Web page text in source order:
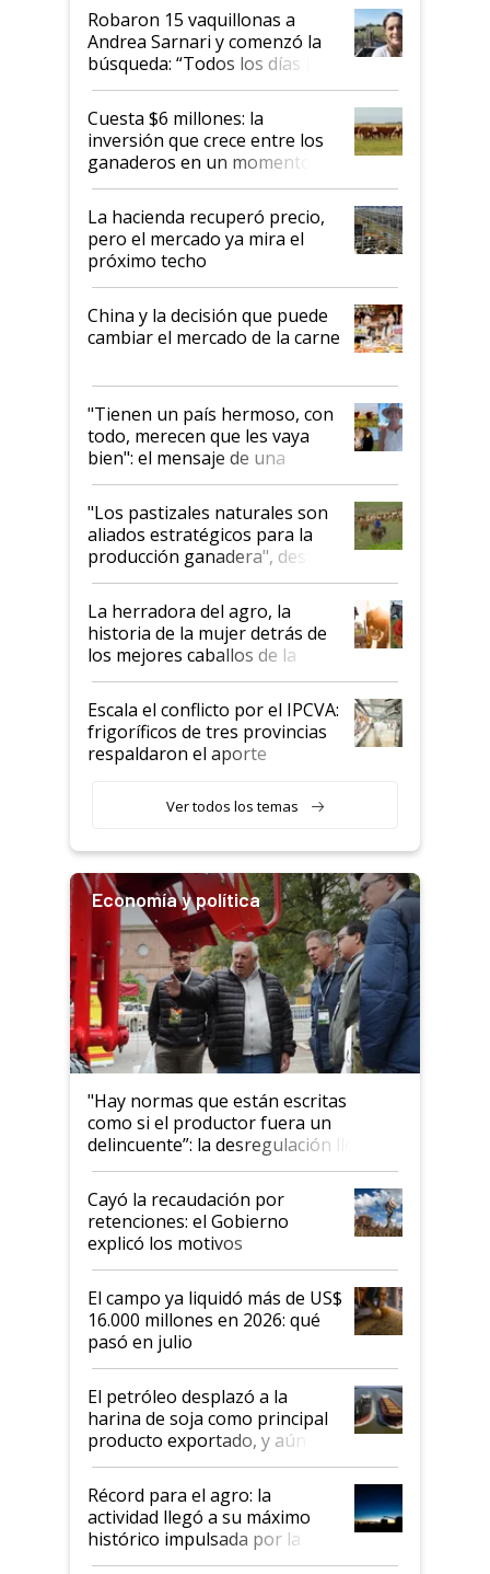
Robaron 15 vaquillonas a
Andrea Sarnari y comenzó la
búsqueda: “Todos los días le
toca a algún productor”
Cuesta $6 millones: la
inversión que crece entre los
ganaderos en un momento
histórico para la actividad
La hacienda recuperó precio,
pero el mercado ya mira el
próximo techo
China y la decisión que puede
cambiar el mercado de la carne
"Tienen un país hermoso, con
todo, merecen que les vaya
bien": el mensaje de una
ganadera uruguaya sobre las
oportunidades que se abren
para el agro en Argentina, con
foco en la carne
"Los pastizales naturales son
aliados estratégicos para la
producción ganadera", destaca
la iniciativa que ya reúne a 46
establecimientos en Argentina
La herradora del agro, la
historia de la mujer detrás de
los mejores caballos de la
Argentina y los mitos que
todavía hacen sufrir a estos
animales: "Mientras me
descalificaban, yo seguí
haciendo currículum"
Escala el conflicto por el IPCVA:
frigoríficos de tres provincias
respaldaron el aporte
Ver todos los temas
Economía y política
"Hay normas que están escritas
como si el productor fuera un
delincuente”: la desregulación llegó
al Congreso Aapresid y hasta se
habló del financiamiento al IPCVA
Cayó la recaudación por
retenciones: el Gobierno
explicó los motivos
El campo ya liquidó más de US$
16.000 millones en 2026: qué
pasó en julio
El petróleo desplazó a la
harina de soja como principal
producto exportado, y aún así
el agro aportó casi seis de cada
diez dólares y sostuvo el
liderazgo en un semestre
récord
Récord para el agro: la
actividad llegó a su máximo
histórico impulsada por la
cosecha y las exportaciones